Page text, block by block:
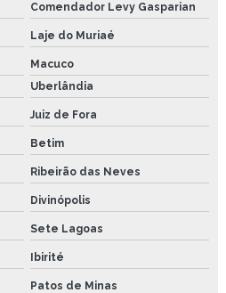
Comendador Levy Gasparian
Laje do Muriaé
Macuco
Uberlândia
Juiz de Fora
Betim
Ribeirão das Neves
Divinópolis
Sete Lagoas
Ibirité
Patos de Minas